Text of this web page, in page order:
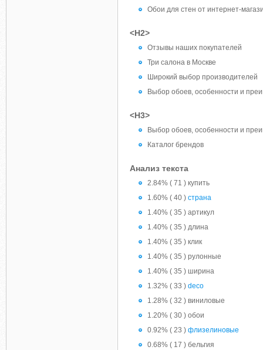
Обои для стен от интернет-
<H2>
Отзывы наших покупателей
Три салона в Москве
Широкий выбор производителей
Выбор обоев, особенности и
<H3>
Выбор обоев, особенности и
Каталог брендов
Анализ текста
2.84% ( 71 ) купить
1.60% ( 40 ) страна
1.40% ( 35 ) артикул
1.40% ( 35 ) длина
1.40% ( 35 ) клик
1.40% ( 35 ) рулонные
1.40% ( 35 ) ширина
1.32% ( 33 ) deco
1.28% ( 32 ) виниловые
1.20% ( 30 ) обои
0.92% ( 23 ) флизелиновые
0.68% ( 17 ) бельгия